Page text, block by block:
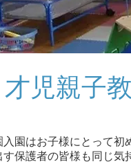
才児親子
入園はお子様にとって初
す保護者の皆様も同じ気